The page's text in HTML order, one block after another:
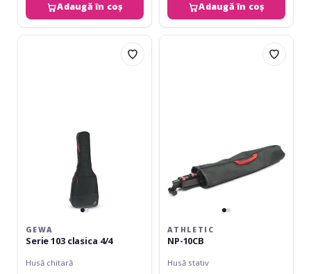
Adaugă în coș Adaugă în coș
Gewa
GEWA
Serie 103 clasica 4/4
Husă chitară
Athletic
ATHLETIC
NP-10CB
Husă stativ